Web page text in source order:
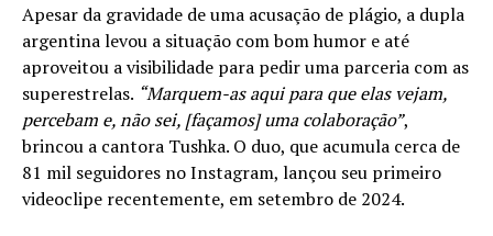
Apesar da gravidade de uma acusação de plágio, a dupla
argentina levou a situação com bom humor e até
aproveitou a visibilidade para pedir uma parceria com as
superestrelas. “Marquem-as aqui para que elas vejam,
percebam e, não sei, [façamos] uma colaboração”,
brincou a cantora Tushka. O duo, que acumula cerca de
81 mil seguidores no Instagram, lançou seu primeiro
videoclipe recentemente, em setembro de 2024.